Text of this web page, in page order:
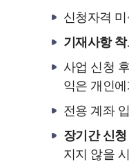
신청자격
기재사항
사업 신청 후
익은 개인
전용 계좌
장기간 신
지지 않을 시